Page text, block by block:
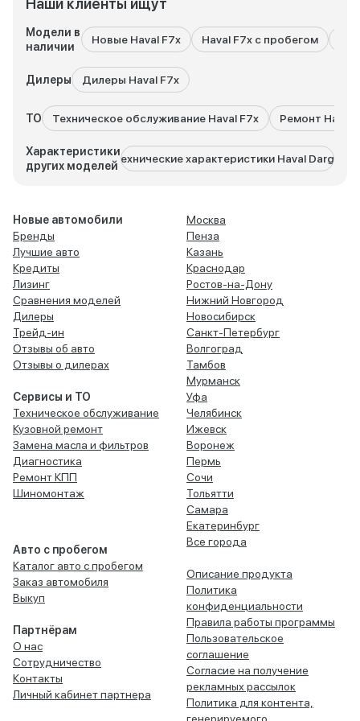
Наши клиенты ищут
Модели в
наличии
Новые Haval F7x Haval F7x с пробегом
Дилеры Дилеры Haval F7x
ТО Техническое обслуживание Haval F7x Ремонт Haval
Характеристики
других моделей
Технические характеристики Haval Dargo
Новые автомобили
Бренды
Лучшие авто
Кредиты
Лизинг
Сравнения моделей
Дилеры
Трейд-ин
Отзывы об авто
Отзывы о дилерах
Сервисы и ТО
Техническое обслуживание
Кузовной ремонт
Замена масла и фильтров
Диагностика
Ремонт КПП
Шиномонтаж
Авто с пробегом
Каталог авто с пробегом
Заказ автомобиля
Выкуп
Партнёрам
О нас
Сотрудничество
Контакты
Личный кабинет партнера
Москва
Пенза
Казань
Краснодар
Ростов-на-Дону
Нижний Новгород
Новосибирск
Санкт-Петербург
Волгоград
Тамбов
Мурманск
Уфа
Челябинск
Ижевск
Воронеж
Пермь
Сочи
Тольятти
Самара
Екатеринбург
Все города
Описание продукта
Политика
конфиденциальности
Правила работы программы
Пользовательское
соглашение
Согласие на получение
рекламных рассылок
Политика для контента,